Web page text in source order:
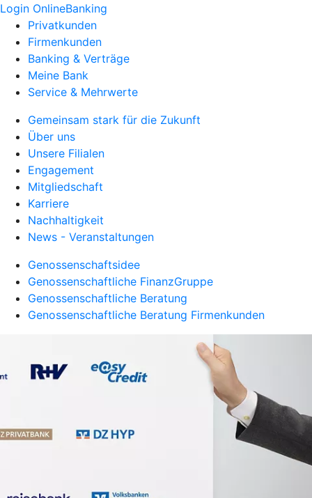
Login OnlineBanking
Privatkunden
Firmenkunden
Banking & Verträge
Meine Bank
Service & Mehrwerte
Gemeinsam stark für die Zukunft
Über uns
Unsere Filialen
Engagement
Mitgliedschaft
Karriere
Nachhaltigkeit
News - Veranstaltungen
Genossenschaftsidee
Genossenschaftliche FinanzGruppe
Genossenschaftliche Beratung
Genossenschaftliche Beratung Firmenkunden